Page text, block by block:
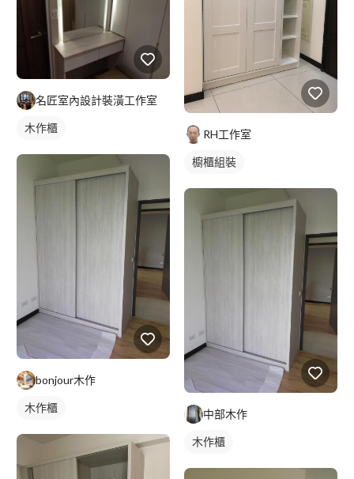
名匠室內設計裝潢工作室
木作櫃
bonjour木作
木作櫃
RH工作室
櫥櫃組裝
中部木作
木作櫃